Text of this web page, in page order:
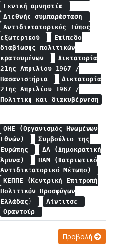
Γενική αμνηστία
Διεθνής συμπαράσταση
Αντιδικτατορικός Τύπος
εξωτερικού
Επίπεδο
διαβίωσης πολιτικών
κρατουμένων
Δικτατορία
21ης Απριλίου 1967 /
Βασανιστήρια
Δικτατορία
21ης Απριλίου 1967 /
Πολιτική και διακυβέρνηση
ΟΗΕ (Οργανισμός Ηνωμένων
Εθνών)
Συμβούλιο της
Ευρώπης
ΔΑ (Δημοκρατική
Άμυνα)
ΠΑΜ (Πατριωτικό
Αντιδικτατορικό Μέτωπο)
ΚΕΠΠΕ (Κεντρική Επιτροπή
Πολιτικών Προσφύγων
Ελλάδας)
Λίντιτσε
Οραντούρ
Προβολή